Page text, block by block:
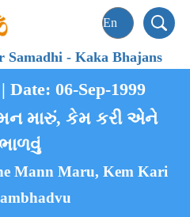
Samadhi-Kaka Bhajans
Date: 06-Sep-1999
મારું, કેમ કરી એને
Mann Maru, Kem Kari